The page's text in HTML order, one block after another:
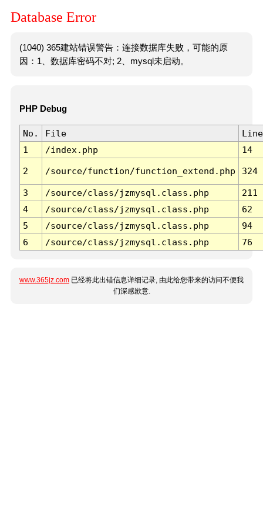
Database Error
(1040) 365建站错误警告：连接数据库失败，可能的原
因：1、数据库密码不对; 2、mysql未启动。
PHP Debug
No. File
Line
1
/index.php 14
2 /source/function/function_extend.php 324
3 /source/class/jzmysql.class.php
211
4
/source/class/jzmysql.class.php
62
5
/source/class/jzmysql.class.php
94
6
/source/class/jzmysql.class.php 76
www.365jz.com 已经将此出错信息详细记录, 由此给您带来的访问不便我
们深感歉意.